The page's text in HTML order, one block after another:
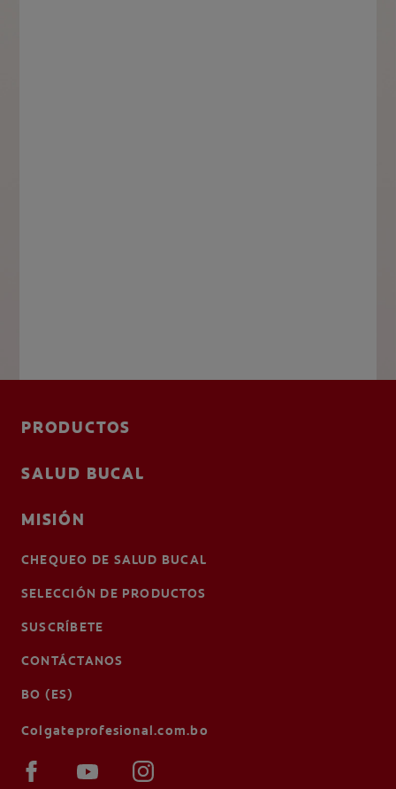
PRODUCTOS
SALUD BUCAL
MISIÓN
CHEQUEO DE SALUD BUCAL
SELECCIÓN DE PRODUCTOS
SUSCRÍBETE
CONTÁCTANOS
BO (ES)
Colgateprofesional.com.bo